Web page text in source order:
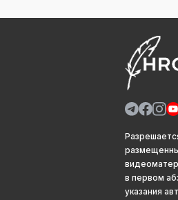
в первом
указания